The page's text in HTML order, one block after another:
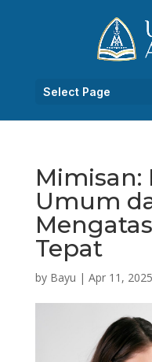
Select Page
Mimisan:
Umum
Tepat
by Bayu | Apr 11, 2025